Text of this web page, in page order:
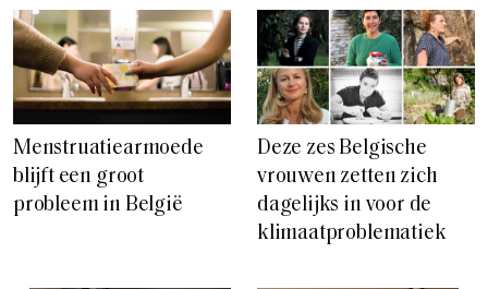
Menstruatiearmoede
blijft een groot
probleem in België
Deze zes Belgische
vrouwen zetten zich
dagelijks in voor de
klimaatproblematiek